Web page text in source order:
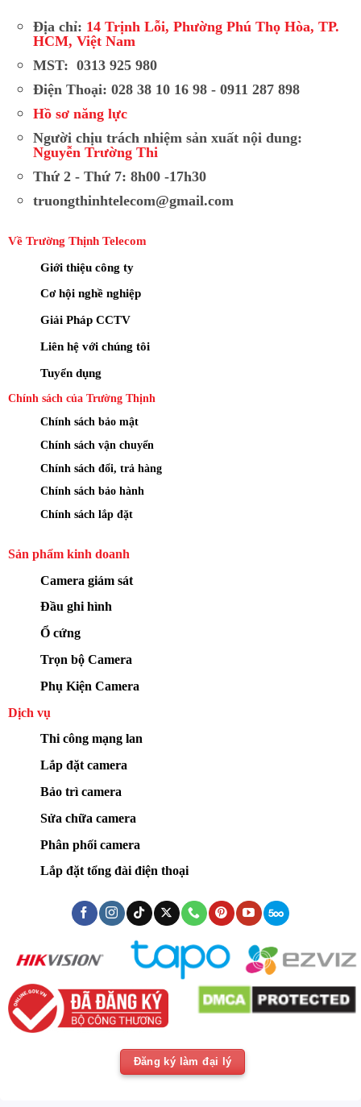
Địa chỉ: 14 Trịnh Lỗi, Phường Phú Thọ Hòa, TP.
HCM, Việt Nam
MST: 0313 925 980
Điện Thoại: 028 38 10 16 98 - 0911 287 898
Hồ sơ năng lực
Người chịu trách nhiệm sản xuất nội dung:
Nguyễn Trường Thi
Thứ 2 - Thứ 7: 8h00 -17h30
truongthinhtelecom@gmail.com
Về Trường Thịnh Telecom
Giới thiệu công ty
Cơ hội nghề nghiệp
Giải Pháp CCTV
Liên hệ với chúng tôi
Tuyển dụng
Chính sách của Trường Thịnh
Chính sách bảo mật
Chính sách vận chuyển
Chính sách đổi, trả hàng
Chính sách bảo hành
Chính sách lắp đặt
Sản phẩm kinh doanh
Camera giám sát
Đầu ghi hình
Ổ cứng
Trọn bộ Camera
Phụ Kiện Camera
Dịch vụ
Thi công mạng lan
Lắp đặt camera
Bảo trì camera
Sửa chữa camera
Phân phối camera
Lắp đặt tổng đài điện thoại
Đăng ký làm đại lý